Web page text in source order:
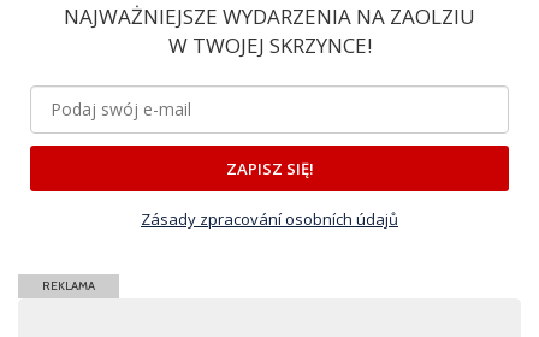
NAJWAŻNIEJSZE WYDARZENIA NA ZAOLZIU
W TWOJEJ SKRZYNCE!
ZAPISZ SIĘ!
Zásady zpracování osobních údajů
REKLAMA